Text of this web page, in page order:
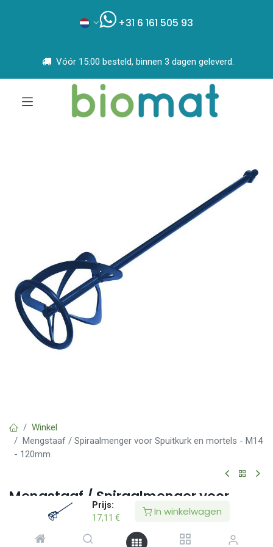
Prijs:
17,11 € In winkelwagen
+31 6 161 505 93
Vóór 15:00 besteld, binnen 3 dagen geleverd.
Winkel
Mengstaaf / Spiraalmenger voor Spuitkurk en mortels - M14
- 120mm
Mengstaaf / Spiraalmenger voor
Spuitkurk en mortels - M14 - 120mm
(0 beoordeling)